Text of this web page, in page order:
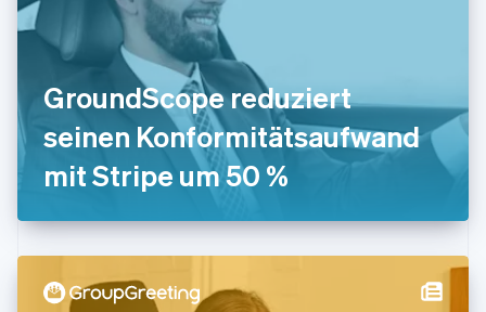
GroundScope reduziert
seinen Konformitätsaufwand
mit Stripe um 50 %
Gibraltar
Griechenland
Indien
English
Irland
English
Japan
日本語English
Kanada
EnglishFrançais